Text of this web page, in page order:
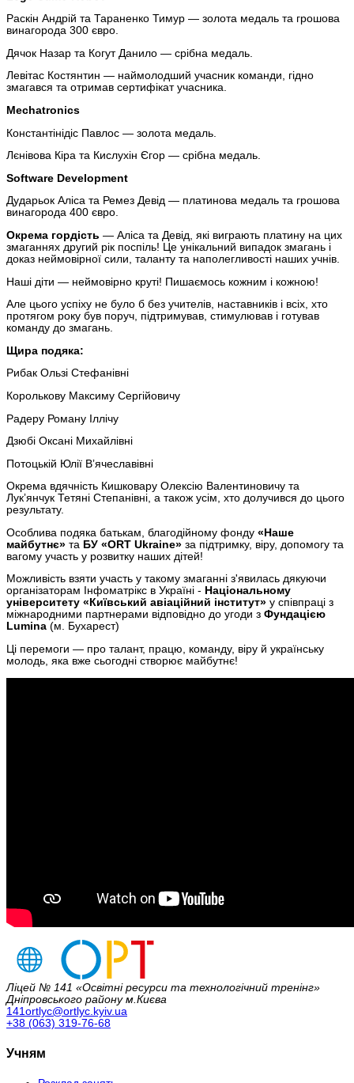
Раскін Андрій та Тараненко Тимур — золота медаль та грошова
винагорода 300 євро.
Дячок Назар та Когут Данило — срібна медаль.
Левітас Костянтин — наймолодший учасник команди, гідно
змагався та отримав сертифікат учасника.
Mechatronics
Константінідіс Павлос — золота медаль.
Лєнівова Кіра та Кислухін Єгор — срібна медаль.
Software Development
Дударьок Аліса та Ремез Девід — платинова медаль та грошова
винагорода 400 євро.
Окрема гордість — Аліса та Девід, які виграють платину на цих
змаганнях другий рік поспіль! Це унікальний випадок змагань і
доказ неймовірної сили, таланту та наполегливості наших учнів.
Наші діти — неймовірно круті! Пишаємось кожним і кожною!
Але цього успіху не було б без учителів, наставників і всіх, хто
протягом року був поруч, підтримував, стимулював і готував
команду до змагань.
Щира подяка:
Рибак Ользі Стефанівні
Королькову Максиму Сергійовичу
Радеру Роману Іллічу
Дзюбі Оксані Михайлівні
Потоцькій Юлії Вʼячеславівні
Окрема вдячність Кишковару Олексію Валентиновичу та
Лукʼянчук Тетяні Степанівні, а також усім, хто долучився до цього
результату.
Особлива подяка батькам, благодійному фонду «Наше
майбутнє» та БУ «ORT Ukraine» за підтримку, віру, допомогу та
вагому участь у розвитку наших дітей!
Можливість взяти участь у такому змаганні з'явилась дякуючи
організаторам Інфоматрікс в Україні - Національному
університету «Київський авіаційний інститут» у співпраці з
міжнародними партнерами відповідно до угоди з Фундацією
Lumina (м. Бухарест)
Ці перемоги — про талант, працю, команду, віру й українську
молодь, яка вже сьогодні створює майбутнє!
Ліцей № 141 «Освітні ресурси та технологічний тренінг»
Дніпровського району м.Києва
141ortlyc@ortlyc.kyiv.ua
+38 (063) 319-76-68
Учням